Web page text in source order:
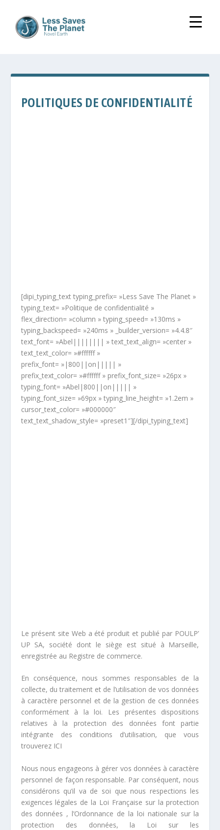
POLITIQUES DE CONFIDENTIALITÉ
[dipi_typing_text typing_prefix= »Less Save The Planet »
typing_text= »Politique de confidentialité »
flex_direction= »column » typing_speed= »130ms »
typing_backspeed= »240ms » _builder_version= »4.4.8″
text_font= »Abel|||||||| » text_text_align= »center »
text_text_color= »#ffffff »
prefix_font= »|800||on||||| »
prefix_text_color= »#ffffff » prefix_font_size= »26px »
typing_font= »Abel|800||on||||| »
typing_font_size= »69px » typing_line_height= »1.2em »
cursor_text_color= »#000000″
text_text_shadow_style= »preset1″][/dipi_typing_text]
Le présent site Web a été produit et publié par POULP’
UP SA, société dont le siège est situé à Marseille,
enregistrée au Registre de commerce.
En conséquence, nous sommes responsables de la
collecte, du traitement et de l’utilisation de vos données
à caractère personnel et de la gestion de ces données
conformément à la loi. Les présentes dispositions
relatives à la protection des données font partie
intégrante des conditions d’utilisation, que vous
trouverez ICI
Nous nous engageons à gérer vos données à caractère
personnel de façon responsable. Par conséquent, nous
considérons qu’il va de soi que nous respections les
exigences légales de la Loi Française sur la protection
des données , l’Ordonnance de la loi nationale sur la
protection des données, la Loi sur les